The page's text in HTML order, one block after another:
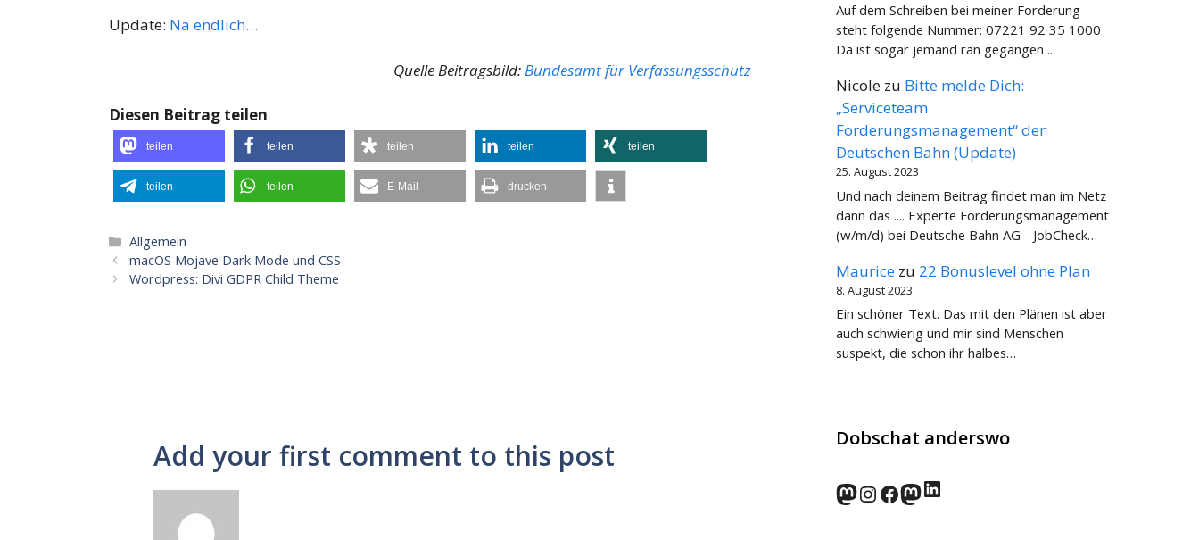
Update: Na endlich…
Quelle Beitragsbild: Bundesamt für Verfassungsschutz
Diesen Beitrag teilen
teilen teilen teilen teilen teilen
teilen teilen E-Mail drucken
Kategorien
Allgemein
macOS Mojave Dark Mode und CSS
Wordpress: Divi GDPR Child Theme
Add your first comment to this post
Auf dem Schreiben bei meiner Forderung
steht folgende Nummer: 07221 92 35 1000
Da ist sogar jemand ran gegangen ...
Nicole zu Bitte melde Dich:
„Serviceteam
Forderungsmanagement“ der
Deutschen Bahn (Update)
25. August 2023
Und nach deinem Beitrag findet man im Netz
dann das .... Experte Forderungsmanagement
(w/m/d) bei Deutsche Bahn AG - JobCheck…
Maurice zu 22 Bonuslevel ohne Plan
8. August 2023
Ein schöner Text. Das mit den Plänen ist aber
auch schwierig und mir sind Menschen
suspekt, die schon ihr halbes…
Dobschat anderswo
norden.social
Instagram
Facebook
wp-punks.social
LinkedIn